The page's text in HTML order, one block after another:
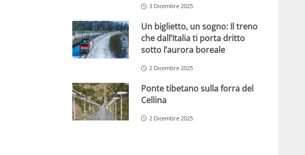
3 Dicembre 2025
Un biglietto, un sogno: Il treno
che dall’Italia ti porta dritto
sotto l’aurora boreale
2 Dicembre 2025
Ponte tibetano sulla forra del
Cellina
2 Dicembre 2025